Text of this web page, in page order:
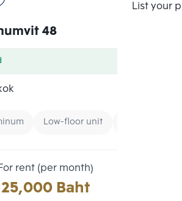
List your
48
Low-floor unit
rent (per month)
25,000 Baht